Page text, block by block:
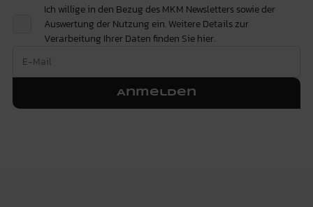
Ich willige in den Bezug des MKM Newsletters sowie der
Auswertung der Nutzung ein. Weitere Details zur
Verarbeitung Ihrer Daten finden Siehier.
Anmelden